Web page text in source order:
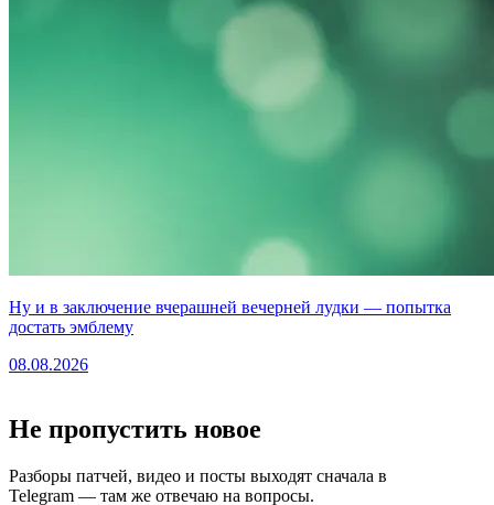
Ну и в заключение вчерашней вечерней лудки — попытка
достать эмблему
08.08.2026
Не пропустить новое
Разборы патчей, видео и посты выходят сначала в
Telegram — там же отвечаю на вопросы.